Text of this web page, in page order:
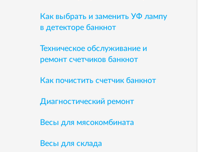
Как выбрать и заменить УФ лампу
в детекторе банкнот
Техническое обслуживание и
ремонт счетчиков банкнот
Как почистить счетчик банкнот
Диагностический ремонт
Весы для мясокомбината
Весы для склада